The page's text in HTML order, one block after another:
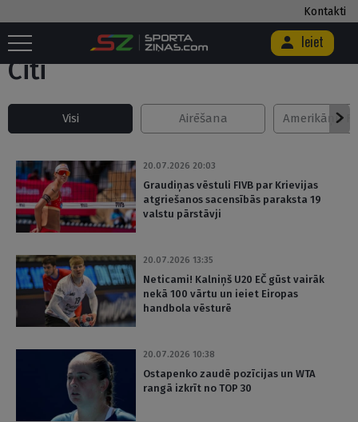
Kontakti
Ieiet
Sākums Lapa 4
Citi
Visi Airēšana Amerikāņu
20.07.2026 20:03
Graudiņas vēstuli FIVB par Krievijas
atgriešanos sacensībās paraksta 19
valstu pārstāvji
20.07.2026 13:35
Neticami! Kalniņš U20 EČ gūst vairāk
nekā 100 vārtu un ieiet Eiropas
handbola vēsturē
20.07.2026 10:38
Ostapenko zaudē pozīcijas un WTA
rangā izkrīt no TOP 30